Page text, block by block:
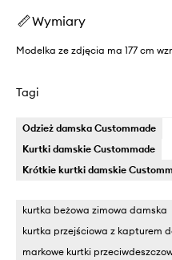
Wymiary
Modelka ze zdjęcia ma 177 cm
Tagi
Odzież damska Custommade
Kurtki damskie Custommade
Krótkie kurtki damskie
kurtka beżowa zimowa damska
kurtka przejściowa z kapturem
markowe kurtki